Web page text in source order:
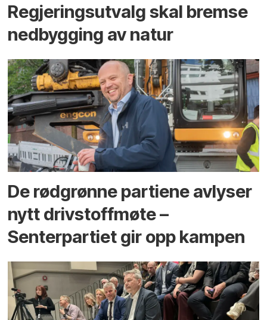
Regjerings­utvalg skal bremse
ned­bygging av natur
De rødgrønne partiene avlyser
nytt drivstoffmøte –
Senterpartiet gir opp kampen